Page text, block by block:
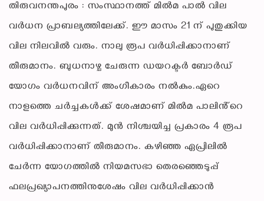
തിരുവനന്തപുരം : സംസ്ഥാനത്ത് മിൽമ പാൽ വില
വർധന പ്രാബല്യത്തിലേക്ക്. ഈ മാസം 21 ന് പുതുക്കിയ
വില നിലവിൽ വരും. നാലു രൂപ വർധിപ്പിക്കാനാണ്
തീരുമാനം. ബുധനാഴ്ച ചേരുന്ന ഡയറക്ടർ ബോർഡ്
യോഗം വർധനവിന് അംഗീകാരം നൽകും.ഏറെ
നാളത്തെ ചർച്ചകൾക്ക് ശേഷമാണ് മിൽമ പാലിൻ്റെ
വില വർധിപ്പിക്കുന്നത്. മുൻ നിശ്ചയിച്ച പ്രകാരം 4 രൂപ
വർധിപ്പിക്കാനാണ് തീരുമാനം. കഴിഞ്ഞ ഏപ്രിലിൽ
ചേർന്ന യോഗത്തിൽ നിയമസഭാ തെരഞ്ഞെടുപ്പ്
ഫലപ്രഖ്യാപനത്തിനുശേഷം വില വർധിപ്പിക്കാൻ